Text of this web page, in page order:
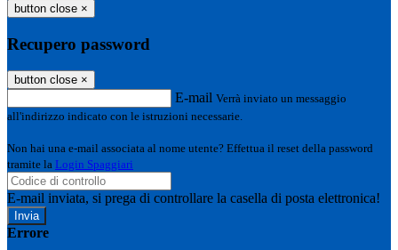
button close ×
Recupero password
button close ×
E-mail Verrà inviato un messaggio
all'indirizzo indicato con le istruzioni necessarie.
Non hai una e-mail associata al nome utente? Effettua il reset della password
tramite la Login Spaggiari
E-mail inviata, si prega di controllare la casella di posta elettronica!
Errore